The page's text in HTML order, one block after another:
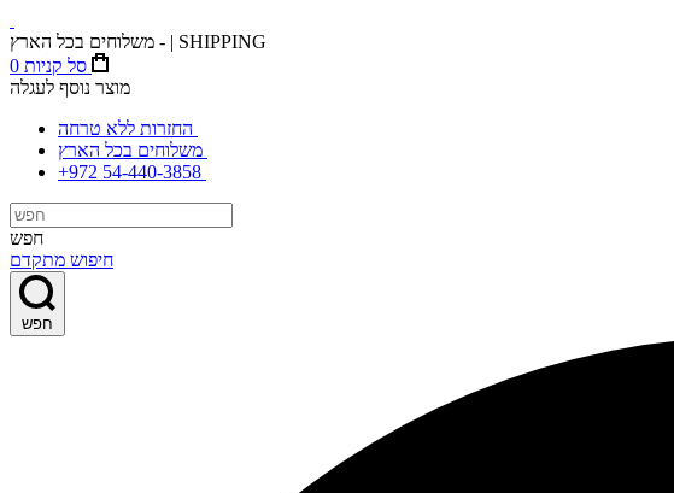
משלוחים בכל הארץ - | SHIPPING
0 סל קניות
מוצר נוסף לעגלה
+972 54-440-3858
חפש
חיפוש מתקדם
חפש